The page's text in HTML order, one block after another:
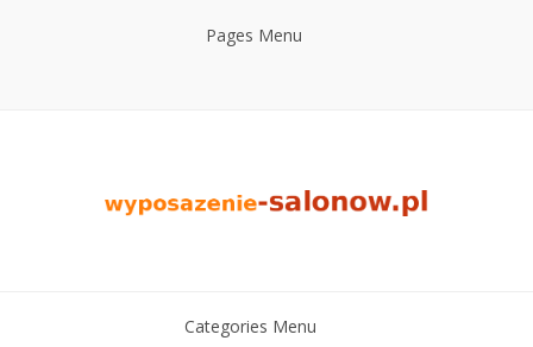
Pages Menu
Categories Menu